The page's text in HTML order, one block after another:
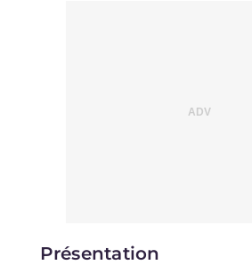
Présentation